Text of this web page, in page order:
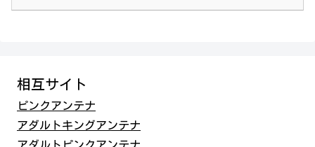
相互サイト
ピンクアンテナ
アダルトキングアンテナ